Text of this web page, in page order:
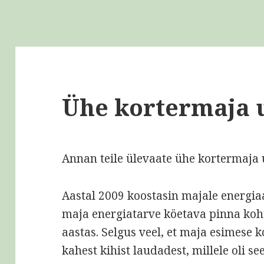
Ühe kortermaja
Annan teile ülevaate ühe kortermaja
Aastal 2009 koostasin majale
maja energiatarve köetava pinna
aastas. Selgus veel, et maja esimese
kahest kihist laudadest, millele oli